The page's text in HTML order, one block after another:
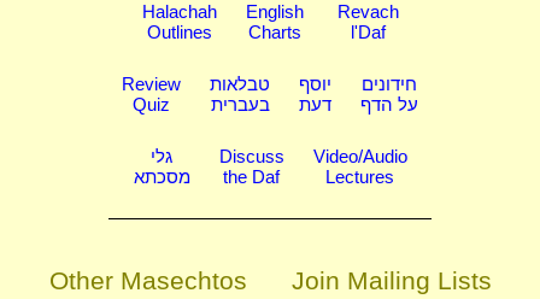
Halachah
Outlines
English
Charts
Revach
l'Daf
Review
Quiz
טבלאות
בעברית
יוסף
דעת
חידונים
על הדף
גלי
מסכתא
Discuss
the Daf
Video/Audio
Lectures
Other Masechtos Join Mailing Lists